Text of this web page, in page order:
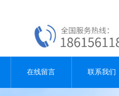
在线留言 联系我们